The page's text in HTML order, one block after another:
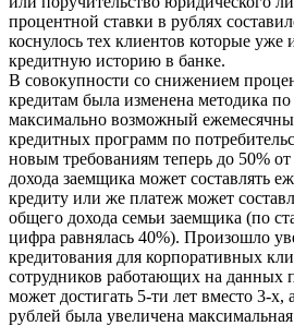
процентной ставки в рублях
коснулось тех клиентов которые
кредитную историю в банке.
В совокупности со снижением
кредитам была изменена методика по
максимально возможный
кредитных программ по
новым требованиям теперь до 50%
дохода заемщика может составлять
кредиту или же платеж может
общего дохода семьи заемщика (по
цифра равнялась 40%). Произошло
кредитования для корпоративных
сотрудников работающих на данных
может достигать 5-ти лет вместо 3-
рублей была увеличена